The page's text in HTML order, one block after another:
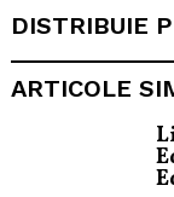
DISTRIBUIE
ARTICOLE